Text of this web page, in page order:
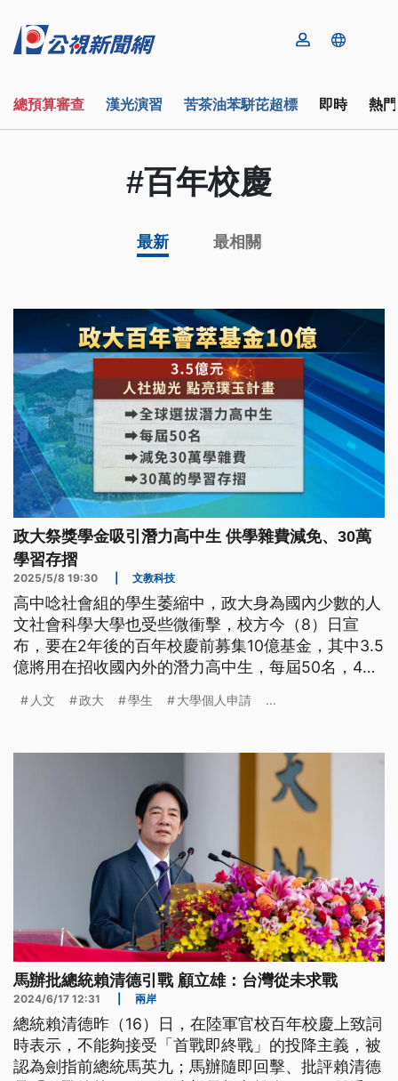
總預算審查 漢光演習 苦茶油苯駢芘超標 即時 熱
#百年校慶
最新 最相關
政大祭獎學金吸引潛力高中生 供學雜費減免、30萬
學習存摺
2025/5/8 19:30 文教科技
高中唸社會組的學生萎縮中，政大身為國內少數的人
文社會科學大學也受些微衝擊，校方今（8）日宣
布，要在2年後的百年校慶前募集10億基金，其中3.5
億將用在招收國內外的潛力高中生，每屆50名，4年
人文 政大 學生 大學個人申請 ...
馬辦批總統賴清德引戰 顧立雄：台灣從未求戰
2024/6/17 12:31 兩岸
總統賴清德昨（16）日，在陸軍官校百年校慶上致詞
時表示，不能夠接受「首戰即終戰」的投降主義，被
認為劍指前總統馬英九；馬辦隨即回擊、批評賴清德